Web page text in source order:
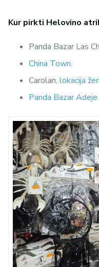
Kur pirkti Helovino
Panda Bazar Las
China Town.
Carolan, lokacija
Panda Bazar Adeje.